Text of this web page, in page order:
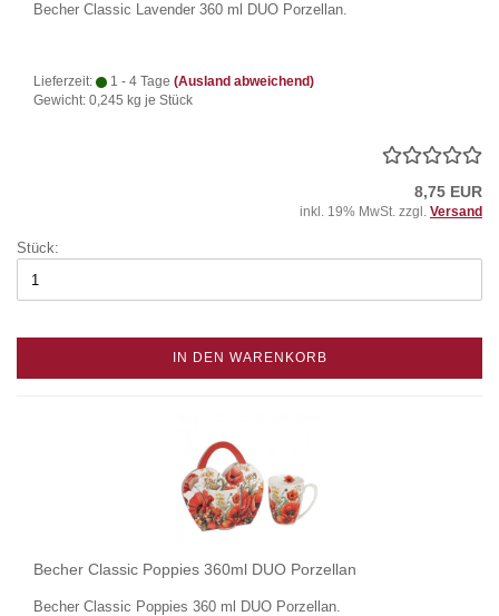
Becher Classic Lavender 360 ml DUO Porzellan.
Lieferzeit: 1 - 4 Tage (Ausland abweichend)
Gewicht: 0,245 kg je Stück
8,75 EUR
inkl. 19% MwSt. zzgl. Versand
Stück:
IN DEN WARENKORB
Becher Classic Poppies 360ml DUO Porzellan
Becher Classic Poppies 360 ml DUO Porzellan.